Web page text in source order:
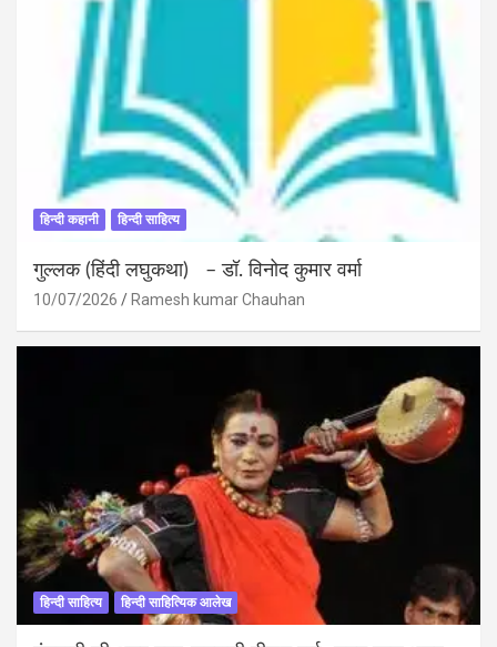
हिन्दी कहानी हिन्दी साहित्य
गुल्लक (हिंदी लघुकथा) – डॉ. विनोद कुमार वर्मा
10/07/2026 Ramesh kumar Chauhan
हिन्दी साहित्य हिन्दी साहित्यिक आलेख